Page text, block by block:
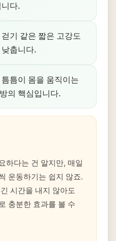
다.
기 같은 짧은 고강도
춥니다.
틈이 몸을 움직이는
의 핵심입니다.
하다는 건 알지만, 매일
운동하기는 쉽지 않죠.
시간을 내지 않아도
충분한 효과를 볼 수